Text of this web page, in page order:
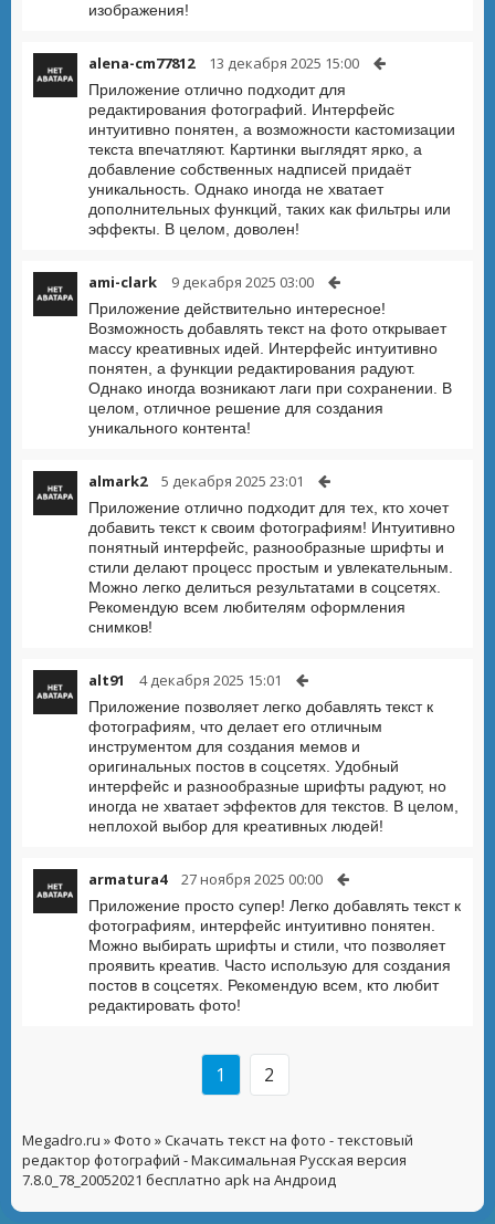
изображения!
alena-cm77812 13 декабря 2025 15:00
Приложение отлично подходит для
редактирования фотографий. Интерфейс
интуитивно понятен, а возможности кастомизации
текста впечатляют. Картинки выглядят ярко, а
добавление собственных надписей придаёт
уникальность. Однако иногда не хватает
дополнительных функций, таких как фильтры или
эффекты. В целом, доволен!
ami-clark 9 декабря 2025 03:00
Приложение действительно интересное!
Возможность добавлять текст на фото открывает
массу креативных идей. Интерфейс интуитивно
понятен, а функции редактирования радуют.
Однако иногда возникают лаги при сохранении. В
целом, отличное решение для создания
уникального контента!
almark2 5 декабря 2025 23:01
Приложение отлично подходит для тех, кто хочет
добавить текст к своим фотографиям! Интуитивно
понятный интерфейс, разнообразные шрифты и
стили делают процесс простым и увлекательным.
Можно легко делиться результатами в соцсетях.
Рекомендую всем любителям оформления
снимков!
alt91 4 декабря 2025 15:01
Приложение позволяет легко добавлять текст к
фотографиям, что делает его отличным
инструментом для создания мемов и
оригинальных постов в соцсетях. Удобный
интерфейс и разнообразные шрифты радуют, но
иногда не хватает эффектов для текстов. В целом,
неплохой выбор для креативных людей!
armatura4 27 ноября 2025 00:00
Приложение просто супер! Легко добавлять текст к
фотографиям, интерфейс интуитивно понятен.
Можно выбирать шрифты и стили, что позволяет
проявить креатив. Часто использую для создания
постов в соцсетях. Рекомендую всем, кто любит
редактировать фото!
1 2
Megadro.ru » Фото » Скачать текст на фото - текстовый
редактор фотографий - Максимальная Русская версия
7.8.0_78_20052021 бесплатно apk на Андроид